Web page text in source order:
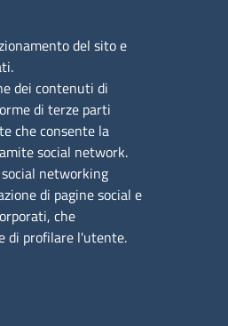
elettroniche
del sito e
dei contenuti di
di terze parti
che consente la
social network.
networking
di pagine social e
che
di profilare l'utente.